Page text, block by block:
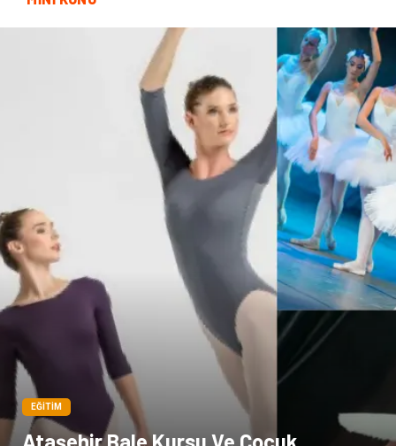
Bitkisel Ürünler
Bebek Giyim
EĞITIM